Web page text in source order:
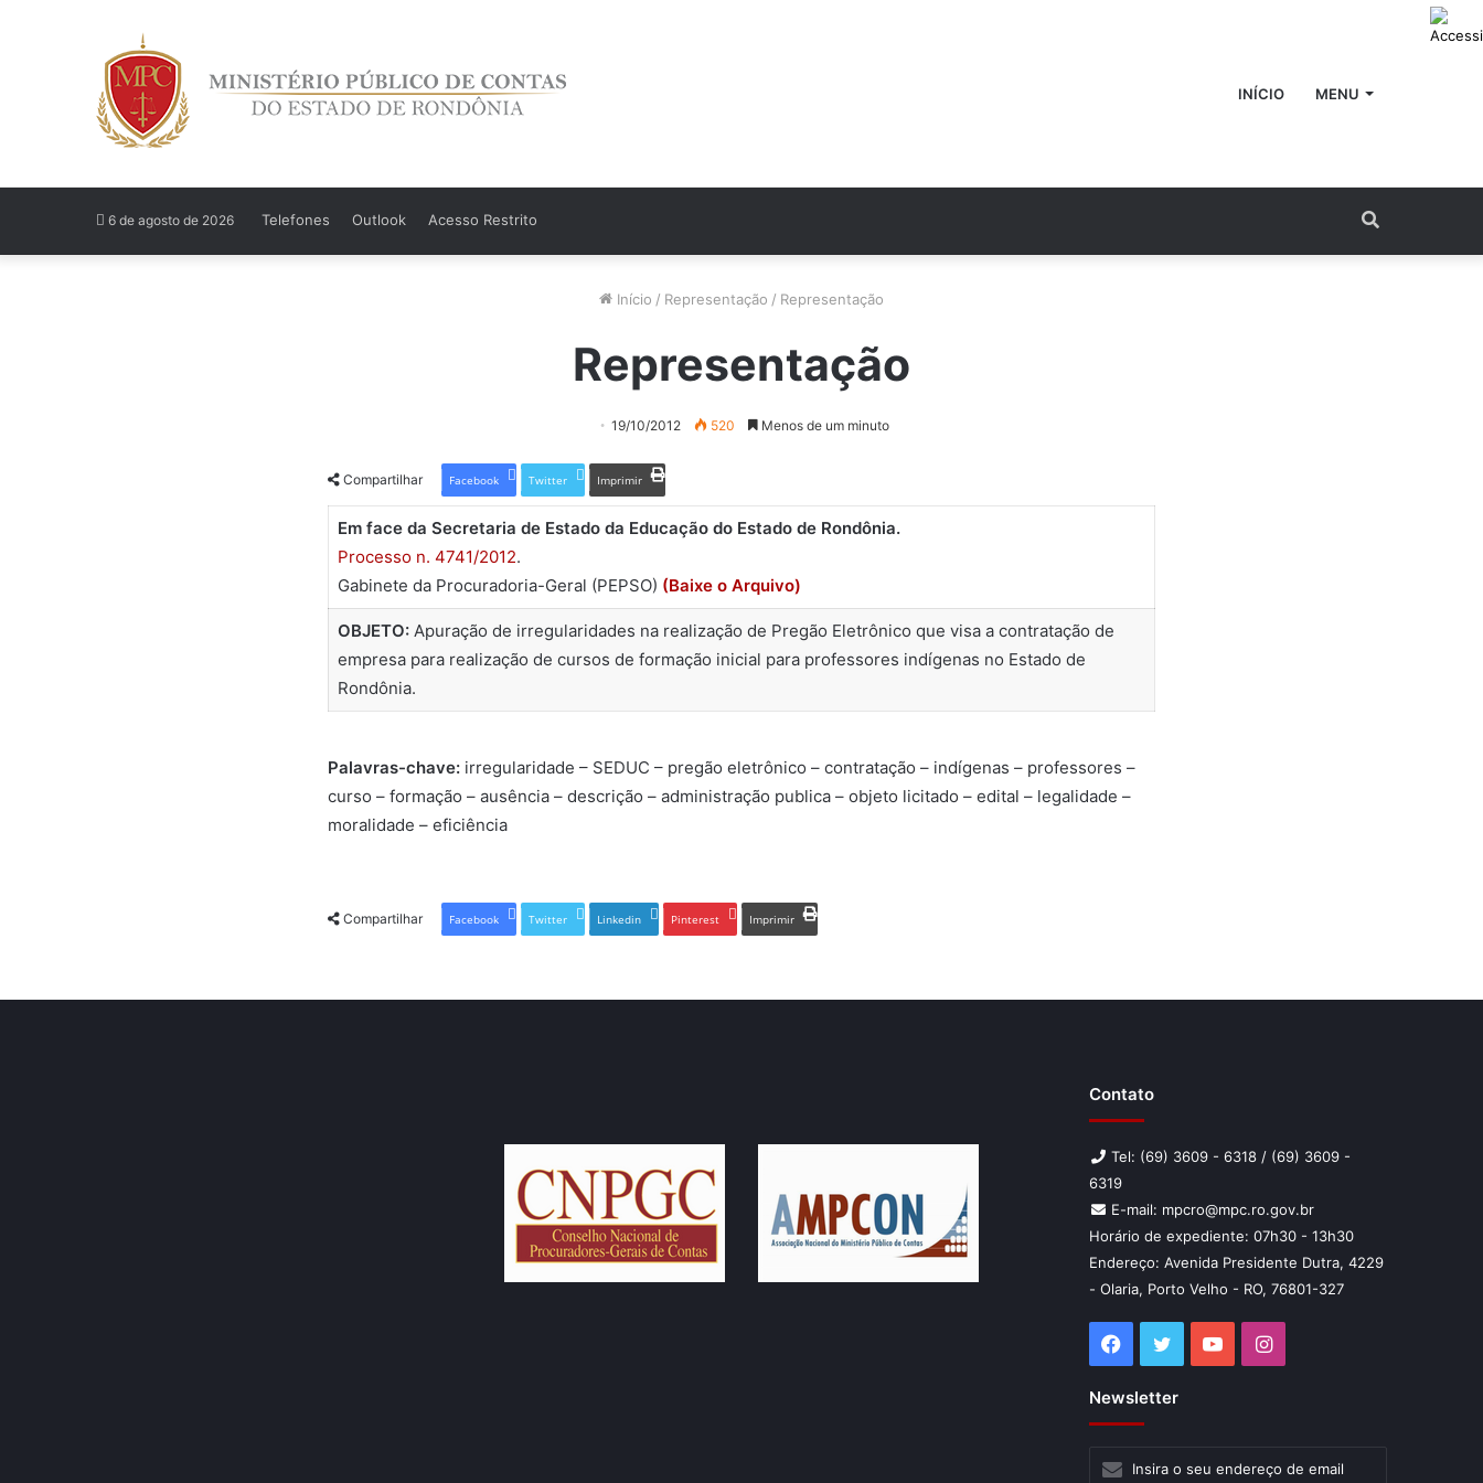
INÍCIO MENU
6 de agosto de 2026 Telefones Outlook Acesso Restrito
Início / Representação / Representação
Representação
19/10/2012 520 Menos de um minuto
Compartilhar Facebook Twitter Imprimir
Em face da Secretaria de Estado da Educação do Estado de Rondônia.
Processo n. 4741/2012.
Gabinete da Procuradoria-Geral (PEPSO) (Baixe o Arquivo)
OBJETO:Apuração de irregularidades na realização de Pregão Eletrônico que visa a contratação de
empresa para realização de cursos de formação inicial para professores indígenas no Estado de
Rondônia.
Palavras-chave: irregularidade – SEDUC – pregão eletrônico – contratação – indígenas – professores –
curso – formação – ausência – descrição – administração publica – objeto licitado – edital – legalidade –
moralidade – eficiência
Compartilhar Facebook Twitter Linkedin Pinterest Imprimir
Contato
Tel: (69) 3609 - 6318 / (69) 3609 -
6319
E-mail: mpcro@mpc.ro.gov.br
Horário de expediente: 07h30 - 13h30
Endereço: Avenida Presidente Dutra, 4229
- Olaria, Porto Velho - RO, 76801-327
Facebook
TwitterYouTubeInstagram
Newsletter